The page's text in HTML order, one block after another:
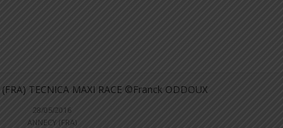
28/05/2016
ANNECY (FRA)